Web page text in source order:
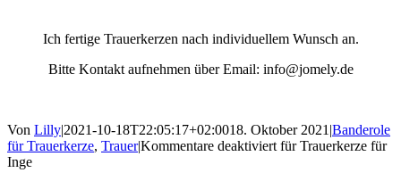
Ich fertige Trauerkerzen nach individuellem Wunsch an.
Bitte Kontakt aufnehmen über Email: info@jomely.de
Von Lilly|2021-10-18T22:05:17+02:0018. Oktober 2021 |Banderole
für Trauerkerze, Trauer|Kommentare deaktiviert für Trauerkerze für
Inge